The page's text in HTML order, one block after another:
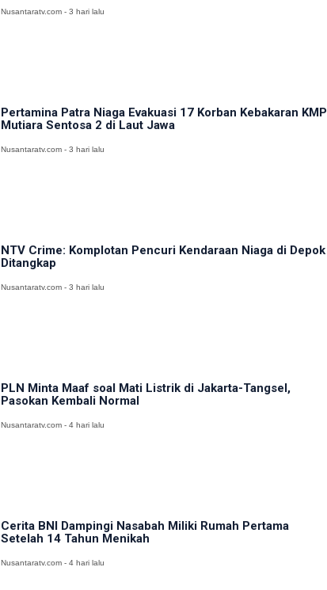
Nusantaratv.com - 3 hari lalu
Pertamina Patra Niaga Evakuasi 17 Korban Kebakaran KMP
Mutiara Sentosa 2 di Laut Jawa
Nusantaratv.com - 3 hari lalu
NTV Crime: Komplotan Pencuri Kendaraan Niaga di Depok
Ditangkap
Nusantaratv.com - 3 hari lalu
PLN Minta Maaf soal Mati Listrik di Jakarta-Tangsel,
Pasokan Kembali Normal
Nusantaratv.com - 4 hari lalu
Cerita BNI Dampingi Nasabah Miliki Rumah Pertama
Setelah 14 Tahun Menikah
Nusantaratv.com - 4 hari lalu